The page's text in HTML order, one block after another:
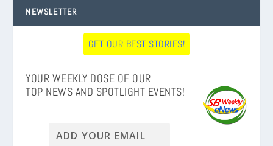
NEWSLETTER
GET OUR BEST STORIES!
YOUR WEEKLY DOSE OF OUR
TOP NEWS AND SPOTLIGHT EVENTS!